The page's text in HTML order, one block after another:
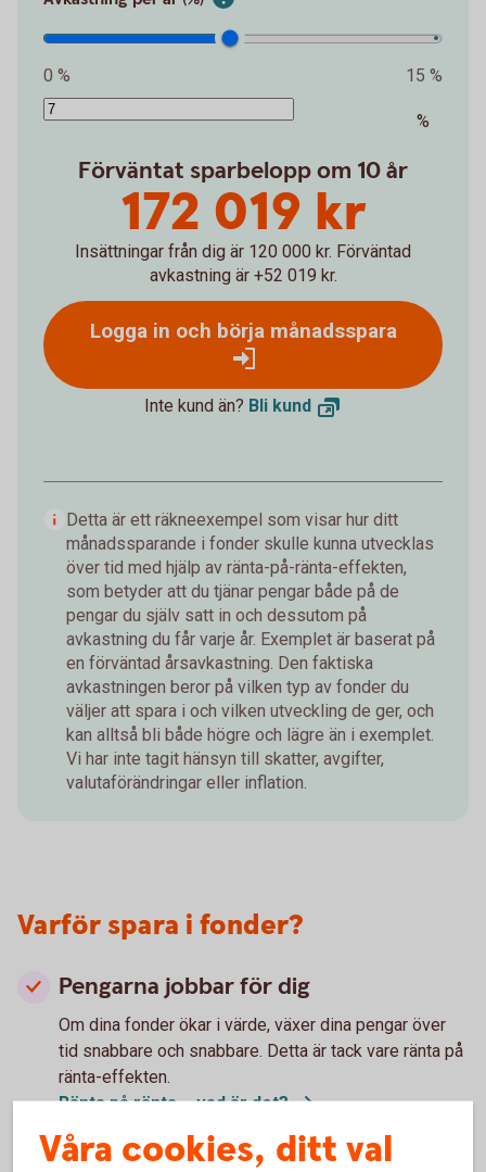
0 % 15 %
%
Förväntat sparbelopp om 10 år
172 019 kr
Insättningar från dig är 120 000 kr. Förväntad
avkastning är +52 019 kr.
Logga in och börja månadsspara
Inte kund än? Bli kund
Detta är ett räkneexempel som visar hur ditt
månadssparande i fonder skulle kunna utvecklas
över tid med hjälp av ränta-på-ränta-effekten,
som betyder att du tjänar pengar både på de
pengar du själv satt in och dessutom på
avkastning du får varje år. Exemplet är baserat på
en förväntad årsavkastning. Den faktiska
avkastningen beror på vilken typ av fonder du
väljer att spara i och vilken utveckling de ger, och
kan alltså bli både högre och lägre än i exemplet.
Vi har inte tagit hänsyn till skatter, avgifter,
valutaförändringar eller inflation.
Varför spara i fonder?
Pengarna jobbar för dig
Om dina fonder ökar i värde, växer dina pengar över
tid snabbare och snabbare. Detta är tack vare ränta på
ränta-effekten.
Ränta på ränta – vad ärdet?
Du sprider risken
Våra cookies, ditt val